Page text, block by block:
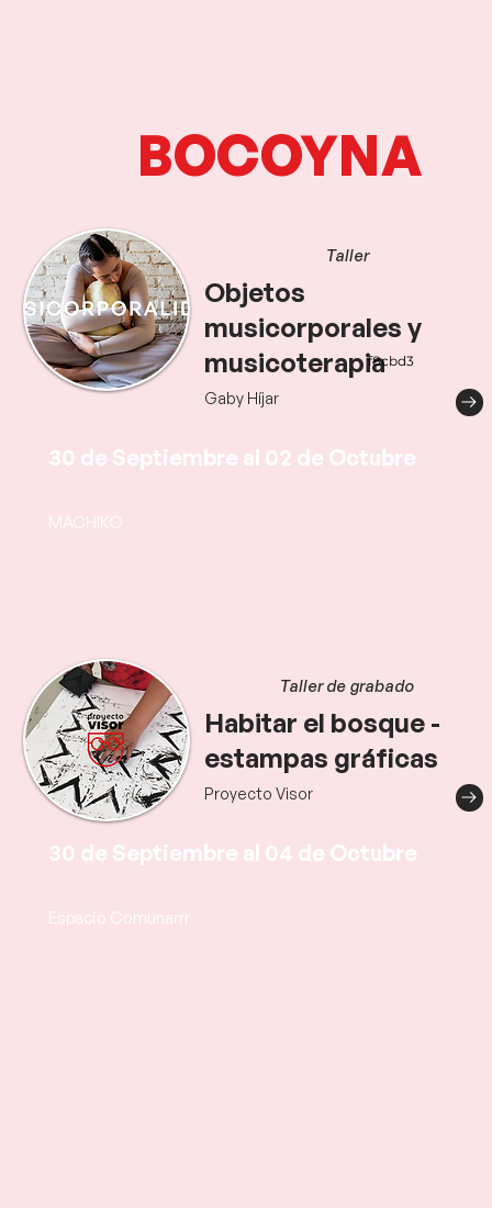
BOCOYNA
Taller
Objetos
musicorporales y
musicoterapia
Gaby Híjar
30 de Septiembre al 02 de Octubre
MACHIKO
Taller de grabado
Habitar el bosque -
estampas gráficas
Proyecto Visor
30 de Septiembre al 04 de Octubre
Espacio Comunarrr
f8cbd3